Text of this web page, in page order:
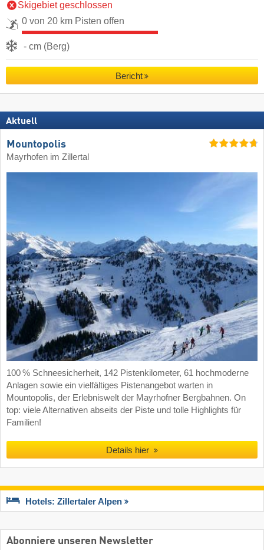
Skigebiet geschlossen
0 von 20 km Pisten offen
- cm (Berg)
Bericht
Aktuell
Mountopolis
Mayrhofen im Zillertal
100 % Schneesicherheit, 142 Pistenkilometer, 61 hochmoderne
Anlagen sowie ein vielfältiges Pistenangebot warten in
Mountopolis, der Erlebniswelt der Mayrhofner Bergbahnen. On
top: viele Alternativen abseits der Piste und tolle Highlights für
Familien!
Details hier
Hotels: Zillertaler Alpen
Abonniere unseren Newsletter